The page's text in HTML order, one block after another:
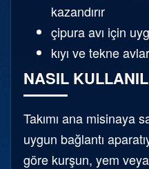
kazandırır
çipura avı için
kıyı ve tekne
NASIL
Takımı ana misinaya
uygun bağlantı
göre kurşun, yem